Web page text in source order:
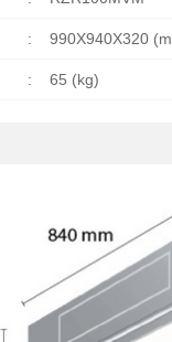
: 990X940X320
: 65 (kg)